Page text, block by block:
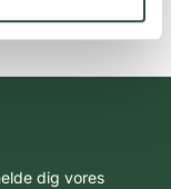
dig vores